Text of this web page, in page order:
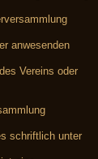
anwesenden
Vereins oder
schriftlich unter